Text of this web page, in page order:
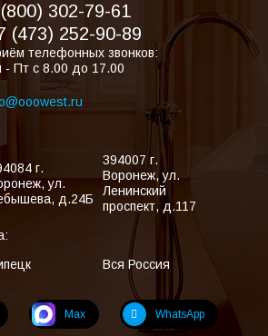
302-79-61
(473) 252-90-89
телефонных звонков:
- Пт с 8.00 до 17.00
г.
,ул.
д.24Б
394007 г.
Воронеж,ул.
Ленинский
проспект, д.117
Вся Россия
Max WhatsApp